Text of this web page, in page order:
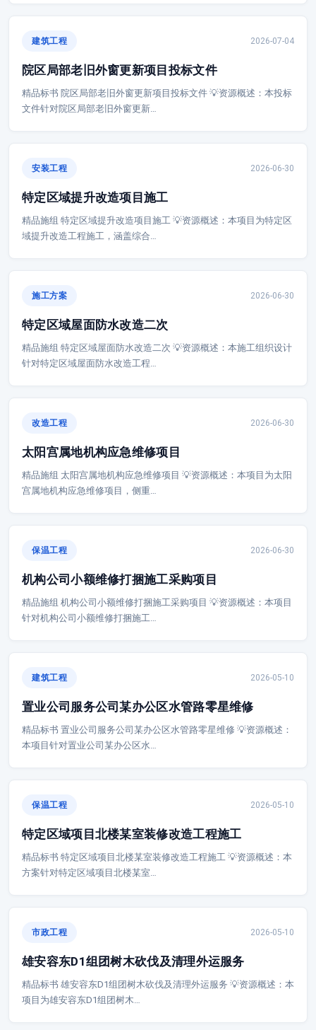
建筑工程 2026-07-04
院区局部老旧外窗更新项目投标文件
精品标书 院区局部老旧外窗更新项目投标文件 💡资源概述：本投标
文件针对院区局部老旧外窗更新…
安装工程 2026-06-30
特定区域提升改造项目施工
精品施组 特定区域提升改造项目施工 💡资源概述：本项目为特定区
域提升改造工程施工，涵盖综合…
施工方案 2026-06-30
特定区域屋面防水改造二次
精品施组 特定区域屋面防水改造二次 💡资源概述：本施工组织设计
针对特定区域屋面防水改造工程…
改造工程 2026-06-30
太阳宫属地机构应急维修项目
精品施组 太阳宫属地机构应急维修项目 💡资源概述：本项目为太阳
宫属地机构应急维修项目，侧重…
保温工程 2026-06-30
机构公司小额维修打捆施工采购项目
精品施组 机构公司小额维修打捆施工采购项目 💡资源概述：本项目
针对机构公司小额维修打捆施工…
建筑工程 2026-05-10
置业公司服务公司某办公区水管路零星维修
精品标书 置业公司服务公司某办公区水管路零星维修 💡资源概述：
本项目针对置业公司某办公区水…
保温工程 2026-05-10
特定区域项目北楼某室装修改造工程施工
精品标书 特定区域项目北楼某室装修改造工程施工 💡资源概述：本
方案针对特定区域项目北楼某室…
市政工程 2026-05-10
雄安容东D1组团树木砍伐及清理外运服务
精品标书 雄安容东D1组团树木砍伐及清理外运服务 💡资源概述：本
项目为雄安容东D1组团树木…